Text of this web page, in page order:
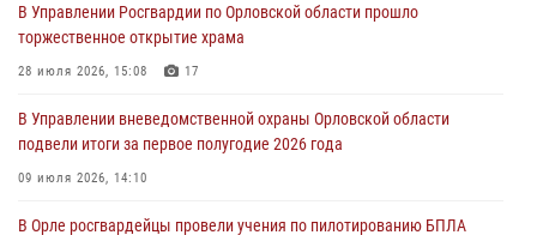
Росгвардейцы обеспечили безопасность во время празднования
Дня ВДВ
В Орле росгвардейцы приняли участие в учениях на избирательном
участке
В Управлении Росгвардии по Орловской области прошло
торжественное открытие храма
28 июля 2026, 15:08 17
В Управлении вневедомственной охраны Орловской области
подвели итоги за первое полугодие 2026 года
09 июля 2026, 14:10
В Орле росгвардейцы провели учения по пилотированию БПЛА